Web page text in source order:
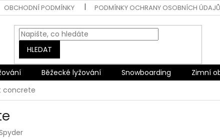
OBCHODNÍ PODMÍNKY PODMÍNKY OCHRANY OSOBNÍCH ÚDAJŮ
HLEDAT
Běžecké lyžování Snowboarding Zimní
concrete